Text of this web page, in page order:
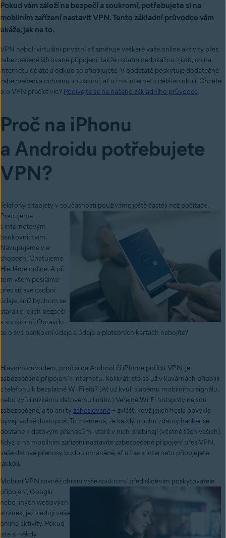
Pokud vám záleží na bezpečí a soukromí, potřebujete si na
mobilním zařízení nastavit VPN. Tento základní průvodce vám
ukáže, jak na to.
VPN neboli virtuální privátní síť směruje veškeré vaše online aktivity přes
zabezpečené šifrované připojení, takže ostatní nedokážou zjistit, co na
internetu děláte a odkud se připojujete. V podstatě poskytuje dodatečné
zabezpečení a ochranu soukromí, ať už na internetu děláte cokoli. Chcete
si o VPN přečíst víc? Podívejte se na našeho základního průvodce.
Proč na iPhonu
a Androidu potřebujete
VPN?
Telefony a tablety v současnosti používáme ještě častěji než počítače.
Pracujeme
s internetovým
bankovnictvím.
Nakupujeme v e-
shopech. Chatujeme.
Hledáme online. A při
tom všem posíláme
přes síť své osobní
údaje, aniž bychom se
starali o jejich bezpečí
a soukromí. Opravdu
se o své bankovní údaje a údaje o platebních kartách nebojíte?
Hlavním důvodem, proč si na Android či iPhone pořídit VPN, je
zabezpečené připojení k internetu. Kolikrát jste se už v kavárnách připojili
z telefonu k bezplatné Wi-Fi síti? (Ať už kvůli slabému mobilnímu signálu,
nebo kvůli nízkému datovému limitu.) Veřejné Wi-Fi hotspoty nejsou
zabezpečené, a to ani ty zaheslované– zvlášť, když jejich hesla obvykle
bývají volně dostupná. To znamená, že každý trochu zdatný hacker se
dostane k datovým přenosům, které v nich probíhají (včetně těch vašich).
Když si na mobilním zařízení nastavíte zabezpečené připojení přes VPN,
vaše datové přenosy budou chráněné, ať už se k internetu připojujete
jakkoli.
Mobilní VPN rovněž chrání vaše soukromí před slíděním poskytovatele
připojení, Googlu
nebo jiných webových
stránek, jež sledují vaše
online aktivity. Pokud
jste si někdy